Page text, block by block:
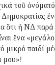
τοῦ
ὅτι ἡ ΝΔ παρά
ἕνα
μικρό παιδί
μου»!